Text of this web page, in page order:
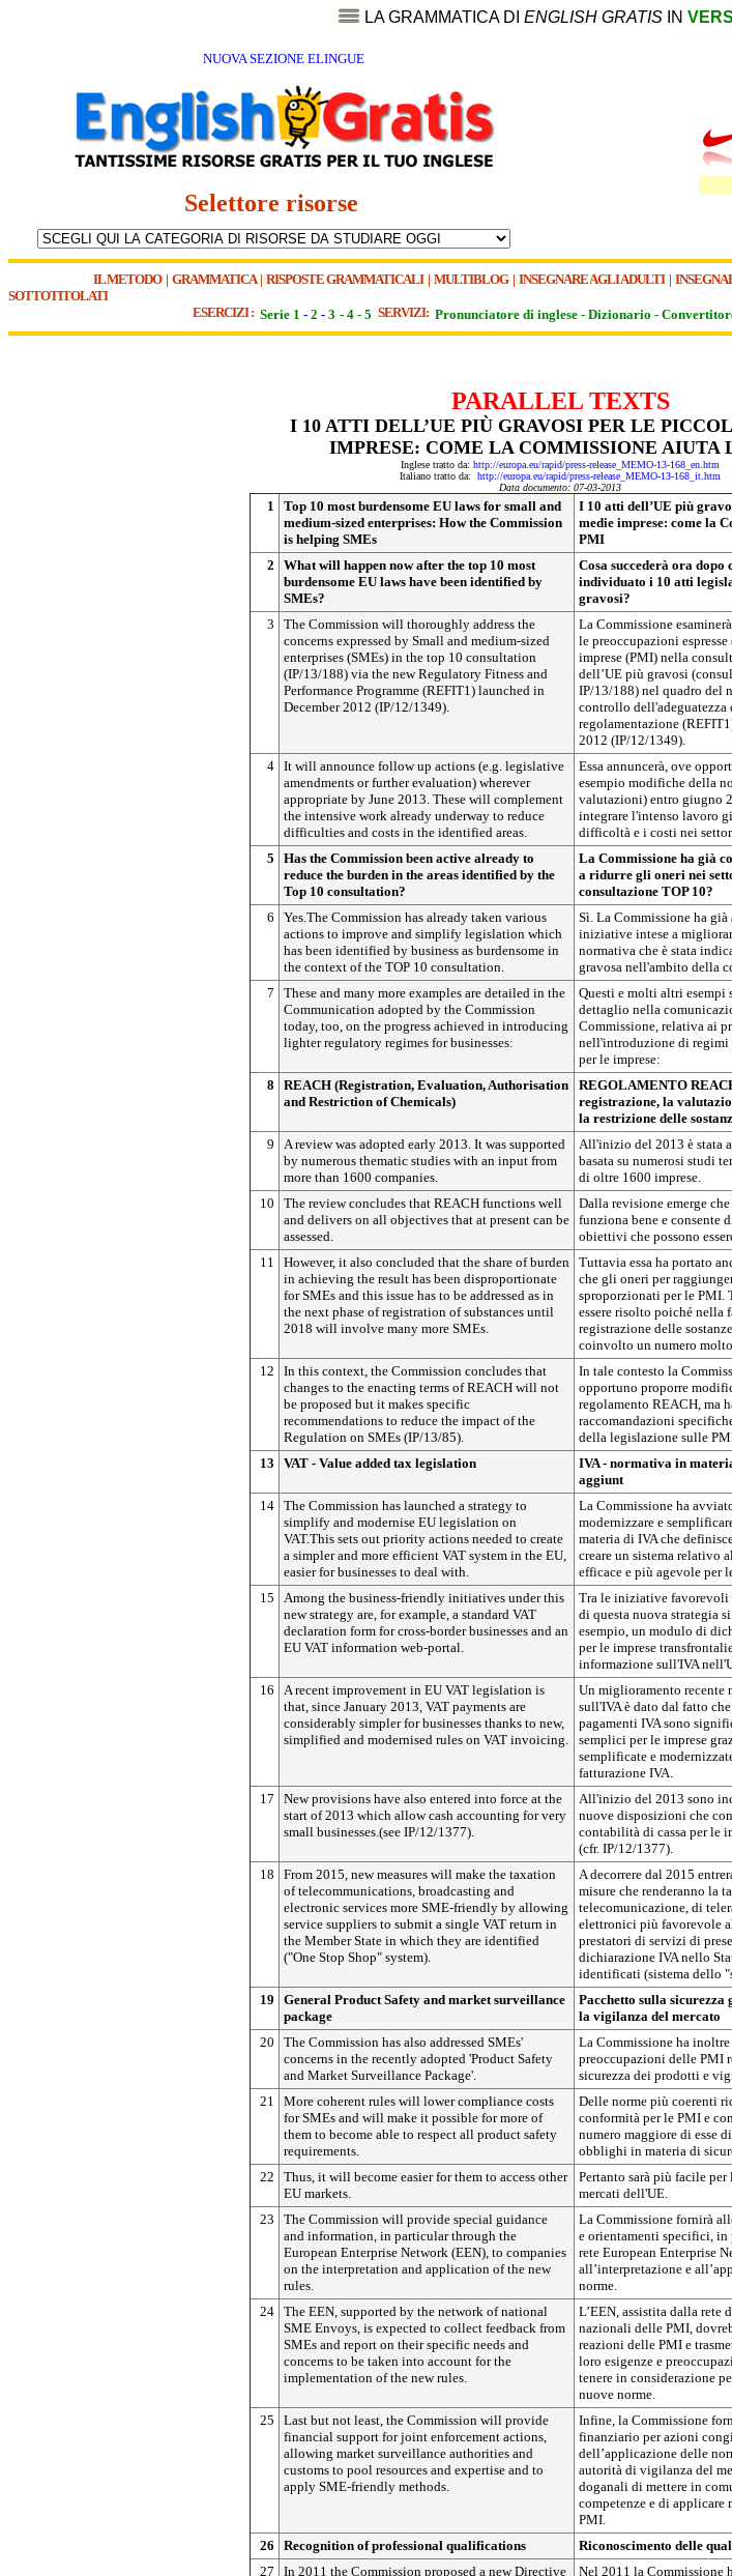
LA GRAMMATICA DI ENGLISH GRATIS IN
NUOVA SEZIONE ELINGUE
Selettore risorse
IL METODO| GRAMMATICA| RISPOSTE GRAMMATICALI| MULTIBLOG| INSEGNARE AGLI ADULTI |
SOTTOTITOLATI
ESERCIZI : Serie 1 - 2 - 3 - 4 - 5 SERVIZI: Pronunciatore di inglese - Dizionario -
PARALLEL TEXTS
I 10 ATTI DELL’UE PIÙ GRAVOSI PER LE
IMPRESE: COME LA COMMISSIONE AIUTA
Inglese tratto da: http://europa.eu/rapid/press-release_MEMO-13-168_en.htm
Italiano tratto da: http://europa.eu/rapid/press-release_MEMO-13-168_it.htm
Data documento: 07-03-2013
1
Top 10 most burdensome EU laws for small and
medium-sized enterprises: How the Commission
is helping SMEs
I 10 atti dell’UE più
medie imprese: come la
PMI
2
What will happen now after the top 10 most
burdensome EU laws have been identified by
SMEs?
Cosa succederà ora dopo
individuato i 10 atti
gravosi?
3
The Commission will thoroughly address the
concerns expressed by Small and medium-sized
enterprises (SMEs) in the top 10 consultation
(IP/13/188) via the new Regulatory Fitness and
Performance Programme (REFIT1) launched in
December 2012 (IP/12/1349).
La Commissione
le preoccupazioni
imprese (PMI) nella
dell’UE più gravosi
IP/13/188) nel quadro del
controllo dell'adeguatezza
regolamentazione
2012 (IP/12/1349).
4 It will announce follow up actions (e.g. legislative
amendments or further evaluation) wherever
appropriate by June 2013. These will complement
the intensive work already underway to reduce
difficulties and costs in the identified areas.
Essa annuncerà, ove
esempio modifiche della
valutazioni) entro giugno
integrare l'intenso lavoro
difficoltà e i costi nei
5
Has the Commission been active already to
reduce the burden in the areas identified by the
Top 10 consultation?
La Commissione ha già
a ridurre gli oneri nei
consultazione TOP 10?
6
Yes.The Commission has already taken various
actions to improve and simplify legislation which
has been identified by business as burdensome in
the context of the TOP 10 consultation.
Sì. La Commissione ha
iniziative intese a
normativa che è stata
gravosa nell'ambito della
7
These and many more examples are detailed in the
Communication adopted by the Commission
today, too, on the progress achieved in introducing
lighter regulatory regimes for businesses:
Questi e molti altri
dettaglio nella
Commissione, relativa ai
nell'introduzione di
per le imprese:
8
REACH (Registration, Evaluation, Authorisation
and Restriction of Chemicals)
REGOLAMENTO
registrazione, la
la restrizione delle
9
A review was adopted early 2013. It was supported
by numerous thematic studies with an input from
more than 1600 companies.
All'inizio del 2013 è stata
basata su numerosi studi
di oltre 1600 imprese.
10
The review concludes that REACH functions well
and delivers on all objectives that at present can be
assessed.
Dalla revisione emerge
funziona bene e consente
obiettivi che possono
11
However, it also concluded that the share of burden
in achieving the result has been disproportionate
for SMEs and this issue has to be addressed as in
the next phase of registration of substances until
2018 will involve many more SMEs.
Tuttavia essa ha portato
che gli oneri per
sproporzionati per le PMI.
essere risolto poiché nella
registrazione delle
coinvolto un numero
12
In this context, the Commission concludes that
changes to the enacting terms of REACH will not
be proposed but it makes specific
recommendations to reduce the impact of the
Regulation on SMEs (IP/13/85).
In tale contesto la
opportuno proporre
regolamento REACH, ma
raccomandazioni
della legislazione sulle
13
VAT - Value added tax legislation
IVA - normativa in
aggiunt
14 The Commission has launched a strategy to
simplify and modernise EU legislation on
VAT.This sets out priority actions needed to create
a simpler and more efficient VAT system in the EU,
easier for businesses to deal with.
La Commissione ha
modernizzare e
materia di IVA che
creare un sistema relativo
efficace e più agevole per
15
Among the business-friendly initiatives under this
new strategy are, for example, a standard VAT
declaration form for cross-border businesses and an
EU VAT information web-portal.
Tra le iniziative favorevoli
di questa nuova strategia
esempio, un modulo di
per le imprese
informazione sull'IVA
16
A recent improvement in EU VAT legislation is
that, since January 2013, VAT payments are
considerably simpler for businesses thanks to new,
simplified and modernised rules on VAT invoicing.
Un miglioramento recente
sull'IVA è dato dal fatto
pagamenti IVA sono
semplici per le imprese
semplificate e
fatturazione IVA.
17
New provisions have also entered into force at the
start of 2013 which allow cash accounting for very
small businesses.(see IP/12/1377).
All'inizio del 2013 sono
nuove disposizioni che
contabilità di cassa per le
(cfr. IP/12/1377).
18
From 2015, new measures will make the taxation
of telecommunications, broadcasting and
electronic services more SME-friendly by allowing
service suppliers to submit a single VAT return in
the Member State in which they are identified
("One Stop Shop" system).
A decorrere dal 2015
misure che renderanno la
telecomunicazione, di
elettronici più favorevole
prestatori di servizi di
dichiarazione IVA nello
identificati (sistema dello
19
General Product Safety and market surveillance
package
Pacchetto sulla sicurezza
la vigilanza del mercato
20
The Commission has also addressed SMEs'
concerns in the recently adopted 'Product Safety
and Market Surveillance Package'.
La Commissione ha
preoccupazioni delle PMI
sicurezza dei prodotti e
21
More coherent rules will lower compliance costs
for SMEs and will make it possible for more of
them to become able to respect all product safety
requirements.
Delle norme più coerenti
conformità per le PMI e
numero maggiore di esse
obblighi in materia di
22
Thus, it will become easier for them to access other
EU markets.
Pertanto sarà più facile
mercati dell'UE.
23
The Commission will provide special guidance
and information, in particular through the
European Enterprise Network (EEN), to companies
on the interpretation and application of the new
rules.
La Commissione fornirà
e orientamenti specifici, in
rete European Enterprise
all’interpretazione e
norme.
24 The EEN, supported by the network of national
SME Envoys, is expected to collect feedback from
SMEs and report on their specific needs and
concerns to be taken into account for the
implementation of the new rules.
L’EEN, assistita dalla rete
nazionali delle PMI,
reazioni delle PMI e
loro esigenze e
tenere in considerazione
nuove norme.
25
Last but not least, the Commission will provide
financial support for joint enforcement actions,
allowing market surveillance authorities and
customs to pool resources and expertise and to
apply SME-friendly methods.
Infine, la Commissione
finanziario per azioni
dell’applicazione delle
autorità di vigilanza del
doganali di mettere in
competenze e di
PMI.
26
Recognition of professional qualifications
Riconoscimento delle
27
In 2011 the Commission proposed a new Directive
Nel 2011 la Commissione